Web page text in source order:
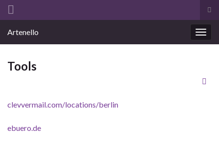
Artenello
Tools
clevvermail.com/locations/berlin
ebuero.de